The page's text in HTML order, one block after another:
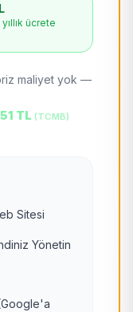
ücrete
maliyet yok —
TL (TCMB)
Sitesi
Yönetin